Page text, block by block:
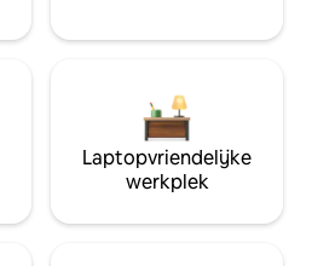
Laptopvriendelijke
werkplek